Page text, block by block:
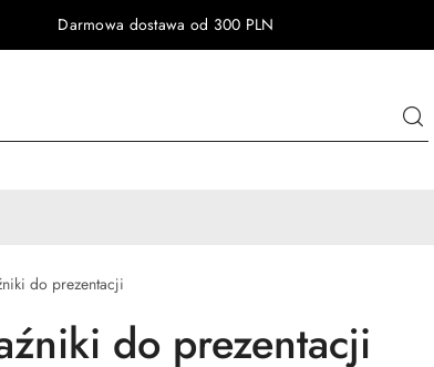
Darmowa dostawa od 300 PLN
do prezentacji
do prezentacji